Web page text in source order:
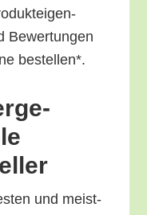
Bewer­tun­gen
bestellen*.
und meist­